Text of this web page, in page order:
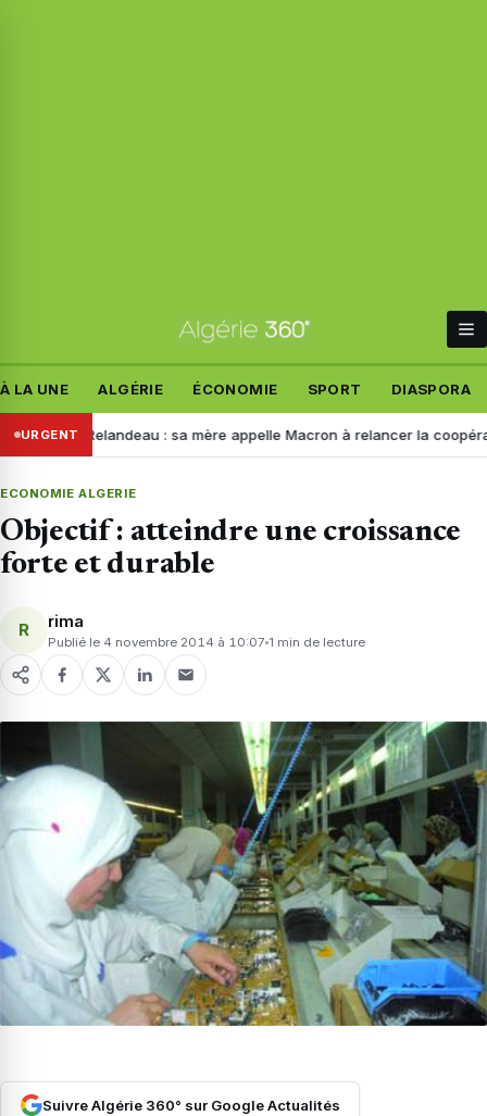
À LA UNE ALGÉRIE ÉCONOMIE SPORT DIASPORA
URGENTRelandeau : sa mère appelle Macron à relancer la coopération
ECONOMIE ALGERIE
Objectif : atteindre une croissance
forte et durable
R rima
Publié le 4 novembre 2014 à 10:07 1 min de lecture
Suivre Algérie 360° sur Google Actualités